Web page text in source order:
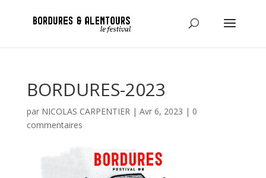
BORDURES-2023
par NICOLAS CARPENTIER| Avr 6, 2023 | 0
commentaires